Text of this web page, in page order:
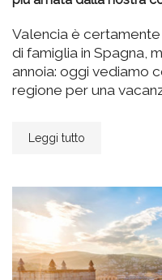
Valencia è
di famiglia in Spagna,
annoia: oggi vediamo
regione per una
Leggi tutto